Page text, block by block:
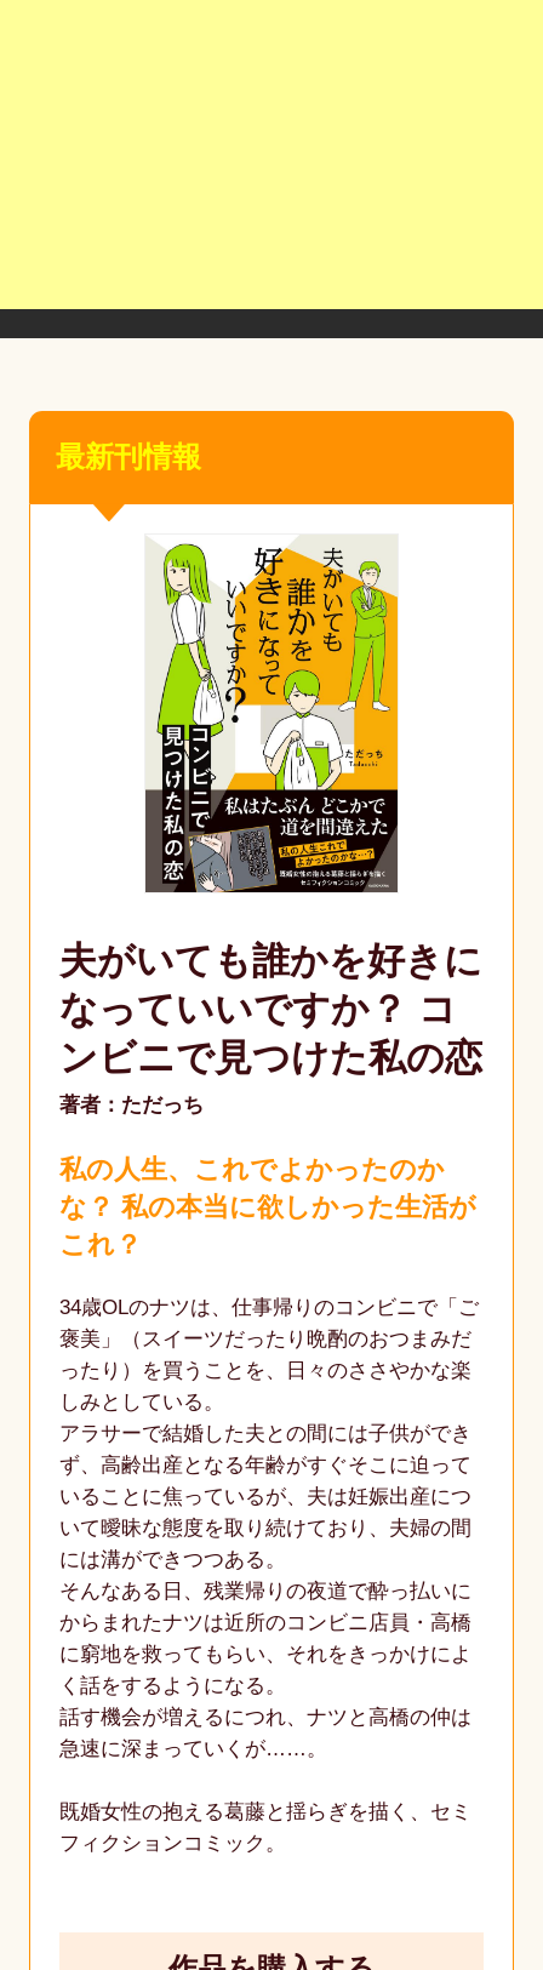
最新刊情報
夫がいても誰かを好きに
なっていいですか？ コ
ンビニで見つけた私の恋
著者：ただっち
私の人生、これでよかったのか
な？ 私の本当に欲しかった生活が
これ？
34歳OLのナツは、仕事帰りのコンビニで「ご
褒美」（スイーツだったり晩酌のおつまみだ
ったり）を買うことを、日々のささやかな楽
しみとしている。
アラサーで結婚した夫との間には子供ができ
ず、高齢出産となる年齢がすぐそこに迫って
いることに焦っているが、夫は妊娠出産につ
いて曖昧な態度を取り続けており、夫婦の間
には溝ができつつある。
そんなある日、残業帰りの夜道で酔っ払いに
からまれたナツは近所のコンビニ店員・高橋
に窮地を救ってもらい、それをきっかけによ
く話をするようになる。
話す機会が増えるにつれ、ナツと高橋の仲は
急速に深まっていくが……。
既婚女性の抱える葛藤と揺らぎを描く、セミ
フィクションコミック。